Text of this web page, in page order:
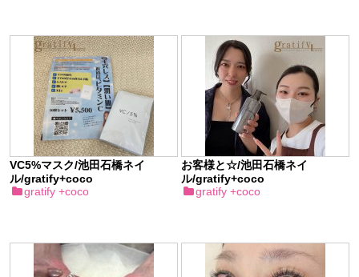
VC5%マスク/池田石橋ネイ
ル/gratify+coco
gratify +coco
お客様と☆/池田石橋ネイ
ル/gratify+coco
gratify +coco